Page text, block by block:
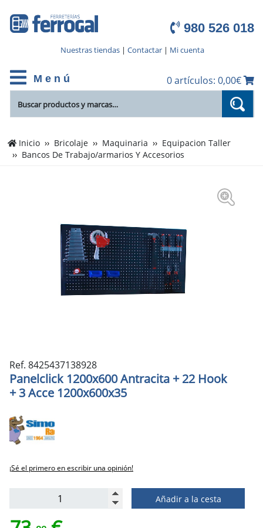
980 526 018
Nuestras tiendas| Contactar| Mi cuenta
M e n ú 0 artículos: 0,00€
Inicio Bricolaje Maquinaria
Equipacion Taller
Bancos De Trabajo/armarios Y Accesorios
Ref. 8425437138928
Panelclick 1200x600 Antracita + 22 Hook
+ 3 Acce 1200x600x35
¡Sé el primero en escribir una opinión!
Añadir a la cesta